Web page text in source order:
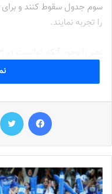
سوم جدول سقوط کنند و برای
را تجربه نمایند.
امتیاز ارزشمند را به‌دست
فوتسال زنان ندارد و تیم
آغاز کرده بود، حالا
رقابت‌های سوپرلیگ،
از رقابت‌ها باقی مانده که
دارد و